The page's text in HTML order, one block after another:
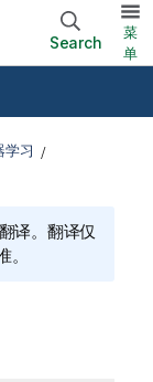
Search
菜
单
学习
译。翻译仅